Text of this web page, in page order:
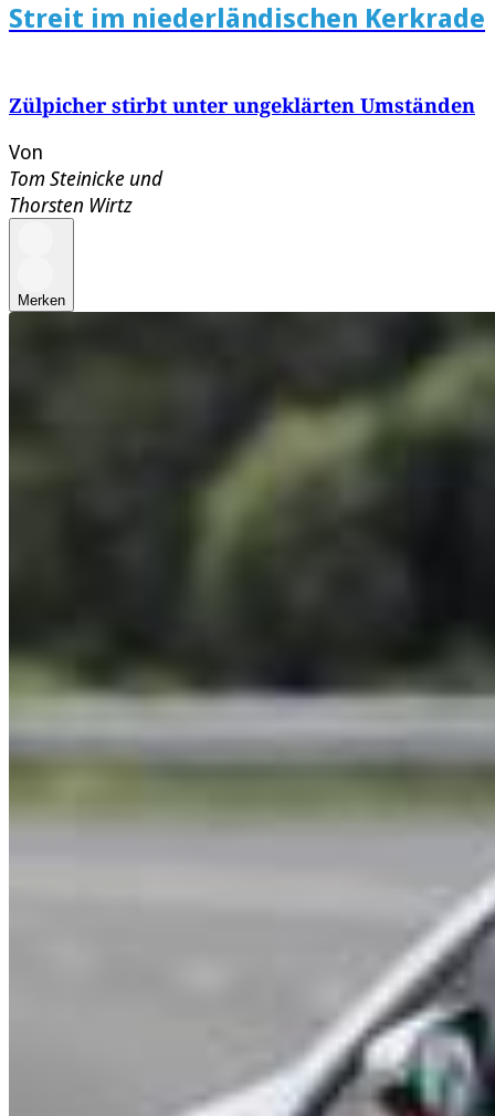
Streit im niederländischen Kerkrade
Zülpicher stirbt unter ungeklärten Umständen
Von
Tom Steinicke und
Thorsten Wirtz
Merken